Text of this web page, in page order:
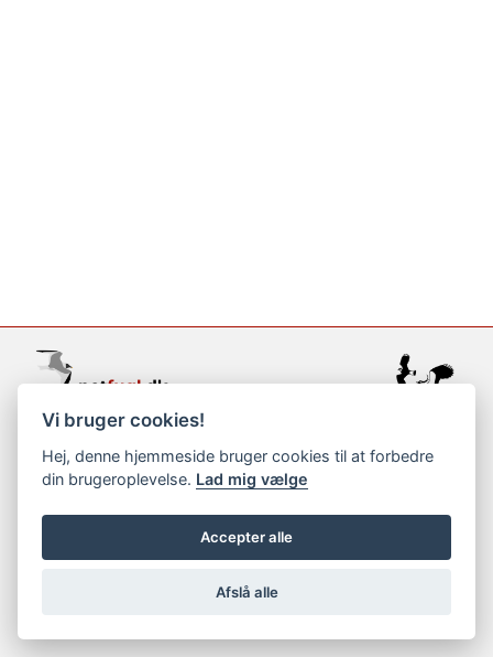
support@netfugl.dk
copyright © 2002-2023
Vi bruger cookies!
Hej, denne hjemmeside bruger cookies til at forbedre
din brugeroplevelse. Lad mig vælge
Accepter alle
Afslå alle